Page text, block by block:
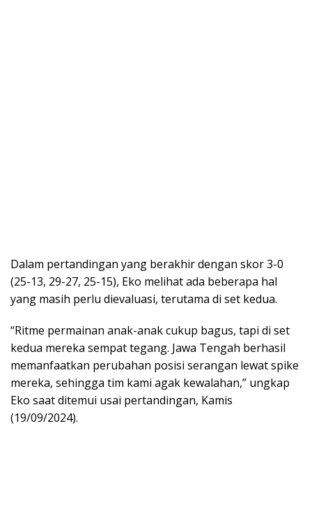
Dalam pertandingan yang berakhir dengan skor 3-0
(25-13, 29-27, 25-15), Eko melihat ada beberapa hal
yang masih perlu dievaluasi, terutama di set kedua.
“Ritme permainan anak-anak cukup bagus, tapi di set
kedua mereka sempat tegang. Jawa Tengah berhasil
memanfaatkan perubahan posisi serangan lewat spike
mereka, sehingga tim kami agak kewalahan,” ungkap
Eko saat ditemui usai pertandingan, Kamis
(19/09/2024).